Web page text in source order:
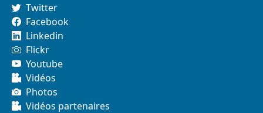
Twitter
Facebook
Linkedin
Flickr
Youtube
Vidéos
Photos
Vidéos partenaires